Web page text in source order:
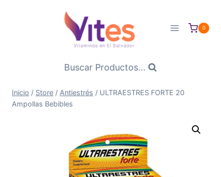
0
Buscar Productos...
Inicio / Store / Antiestrés / ULTRAESTRES FORTE 20
Ampollas Bebibles